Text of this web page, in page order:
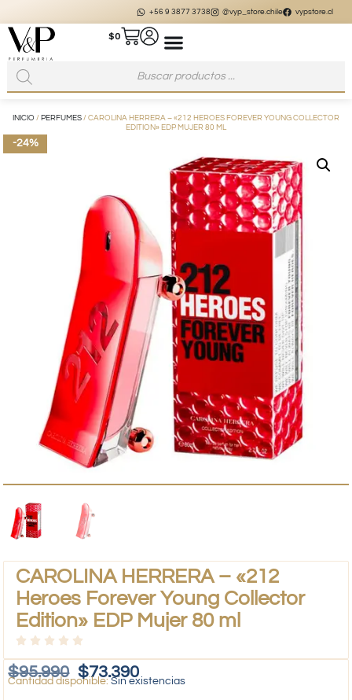
+56 9 3877 3738 @vyp_store.chile vypstore.cl
$0
INICIO / PERFUMES / CAROLINA HERRERA – «212 HEROES FOREVER YOUNG COLLECTOR
EDITION» EDP MUJER 80 ML
-24%
CAROLINA HERRERA – «212
Heroes Forever Young Collector
Edition» EDP Mujer 80 ml
$95.990 $73.390
Sin existencias